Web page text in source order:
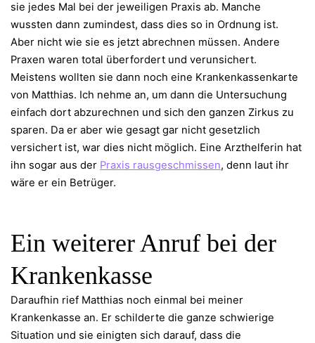
sie jedes Mal bei der jeweiligen Praxis ab. Manche
wussten dann zumindest, dass dies so in Ordnung ist.
Aber nicht wie sie es jetzt abrechnen müssen. Andere
Praxen waren total überfordert und verunsichert.
Meistens wollten sie dann noch eine Krankenkassenkarte
von Matthias. Ich nehme an, um dann die Untersuchung
einfach dort abzurechnen und sich den ganzen Zirkus zu
sparen. Da er aber wie gesagt gar nicht gesetzlich
versichert ist, war dies nicht möglich. Eine Arzthelferin hat
ihn sogar aus der Praxis rausgeschmissen, denn laut ihr
wäre er ein Betrüger.
Ein weiterer Anruf bei der
Krankenkasse
Daraufhin rief Matthias noch einmal bei meiner
Krankenkasse an. Er schilderte die ganze schwierige
Situation und sie einigten sich darauf, dass die